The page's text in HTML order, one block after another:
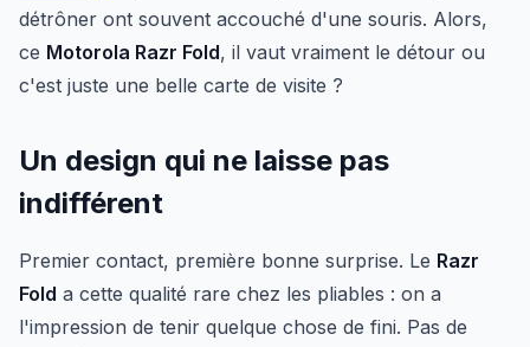
détrôner ont souvent accouché d'une souris. Alors,
ce Motorola Razr Fold, il vaut vraiment le détour ou
c'est juste une belle carte de visite ?
Un design qui ne laisse pas
indifférent
Premier contact, première bonne surprise. Le Razr
Fold a cette qualité rare chez les pliables : on a
l'impression de tenir quelque chose de fini. Pas de